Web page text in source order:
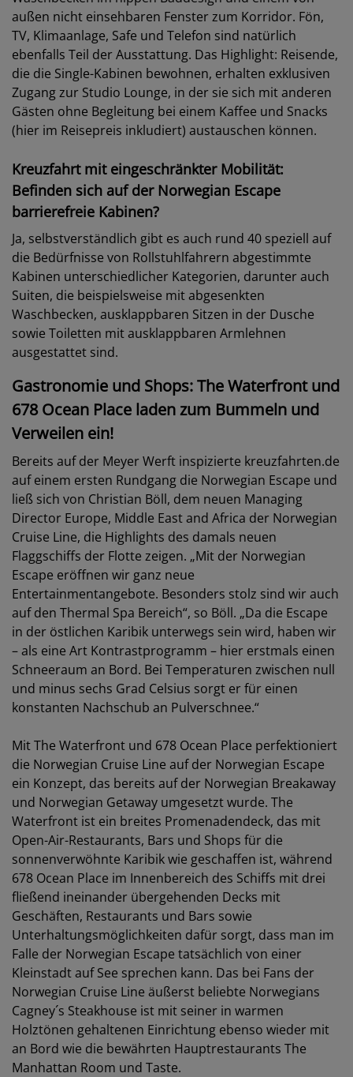
außen nicht einsehbaren Fenster zum Korridor. Fön,
TV, Klimaanlage, Safe und Telefon sind natürlich
ebenfalls Teil der Ausstattung. Das Highlight: Reisende,
die die Single-Kabinen bewohnen, erhalten exklusiven
Zugang zur Studio Lounge, in der sie sich mit anderen
Gästen ohne Begleitung bei einem Kaffee und Snacks
(hier im Reisepreis inkludiert) austauschen können.
Kreuzfahrt mit eingeschränkter Mobilität:
Befinden sich auf der Norwegian Escape
barrierefreie Kabinen?
Ja, selbstverständlich gibt es auch rund 40 speziell auf
die Bedürfnisse von Rollstuhlfahrern abgestimmte
Kabinen unterschiedlicher Kategorien, darunter auch
Suiten, die beispielsweise mit abgesenkten
Waschbecken, ausklappbaren Sitzen in der Dusche
sowie Toiletten mit ausklappbaren Armlehnen
ausgestattet sind.
Gastronomie und Shops: The Waterfront und
678 Ocean Place laden zum Bummeln und
Verweilen ein!
Bereits auf der Meyer Werft inspizierte kreuzfahrten.de
auf einem ersten Rundgang die Norwegian Escape und
ließ sich von Christian Böll, dem neuen Managing
Director Europe, Middle East and Africa der Norwegian
Cruise Line, die Highlights des damals neuen
Flaggschiffs der Flotte zeigen. „Mit der Norwegian
Escape eröffnen wir ganz neue
Entertainmentangebote. Besonders stolz sind wir auch
auf den Thermal Spa Bereich“, so Böll. „Da die Escape
in der östlichen Karibik unterwegs sein wird, haben wir
– als eine Art Kontrastprogramm – hier erstmals einen
Schneeraum an Bord. Bei Temperaturen zwischen null
und minus sechs Grad Celsius sorgt er für einen
konstanten Nachschub an Pulverschnee.“
Mit The Waterfront und 678 Ocean Place perfektioniert
die Norwegian Cruise Line auf der Norwegian Escape
ein Konzept, das bereits auf der Norwegian Breakaway
und Norwegian Getaway umgesetzt wurde. The
Waterfront ist ein breites Promenadendeck, das mit
Open-Air-Restaurants, Bars und Shops für die
sonnenverwöhnte Karibik wie geschaffen ist, während
678 Ocean Place im Innenbereich des Schiffs mit drei
fließend ineinander übergehenden Decks mit
Geschäften, Restaurants und Bars sowie
Unterhaltungsmöglichkeiten dafür sorgt, dass man im
Falle der Norwegian Escape tatsächlich von einer
Kleinstadt auf See sprechen kann. Das bei Fans der
Norwegian Cruise Line äußerst beliebte Norwegians
Cagney´s Steakhouse ist mit seiner in warmen
Holztönen gehaltenen Einrichtung ebenso wieder mit
an Bord wie die bewährten Hauptrestaurants The
Manhattan Room und Taste.